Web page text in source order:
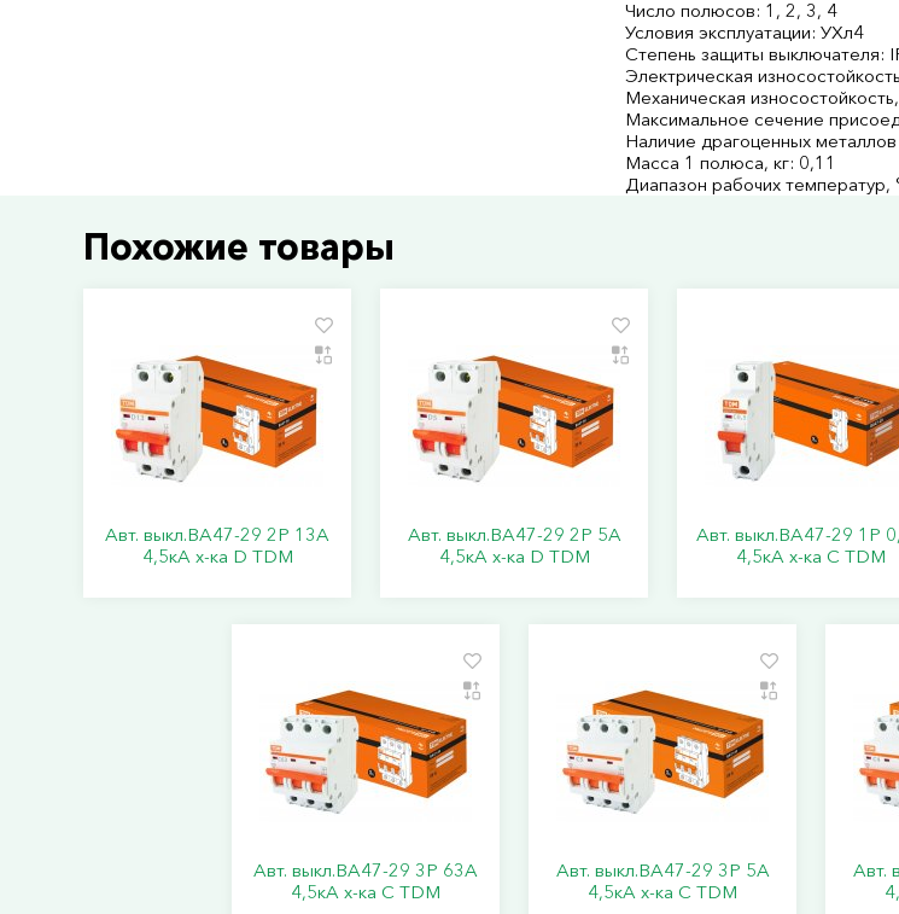
Число полюсов: 1, 2, 3, 4
Условия эксплуатации: УХл4
Степень защиты выключателя:
Электрическая
Механическая
Максимальное сечение
Наличие драгоценных
Масса 1 полюса, кг: 0,11
Диапазон рабочих
Похожие товары
Авт. выкл.ВА47-29 2Р 13А
4,5кА х-ка D TDM
Авт. выкл.ВА47-29 2Р 5А
4,5кА х-ка D TDM
Авт. выкл.ВА47-29 1Р
4,5кА х-ка С TDM
Авт. выкл.ВА47-29 3Р 63А
4,5кА х-ка С TDM
Авт. выкл.ВА47-29 3Р 5А
4,5кА х-ка С TDM
Авт.